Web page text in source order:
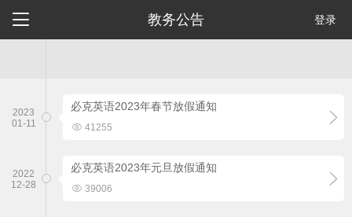
 教务公告 登录
必克英语2023年春节放假通知
 41255
2023
01-11

必克英语2023年元旦放假通知
 39006
2022
12-28
